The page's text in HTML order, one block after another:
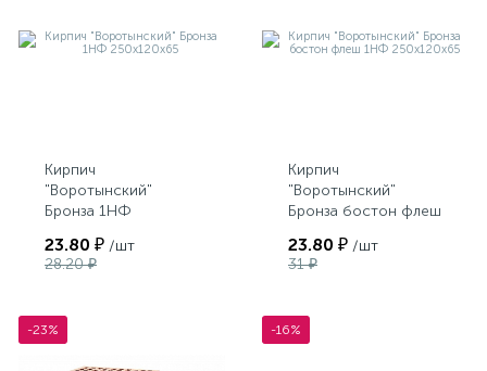
Кирпич
"Воротынский"
Бронза 1НФ
23.80 ₽ /шт
28.20 ₽
Кирпич
"Воротынский"
Бронза бостон флеш
23.80 ₽ /шт
31 ₽
-23% -16%